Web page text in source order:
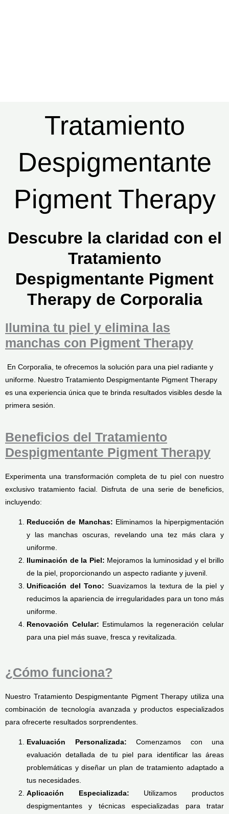
Tratamiento
Despigmentante
Pigment Therapy
Descubre la claridad con el
Tratamiento
Despigmentante Pigment
Therapy de Corporalia
Ilumina tu piel y elimina las
manchas con Pigment Therapy
En Corporalia, te ofrecemos la solución para una piel radiante y
uniforme. Nuestro Tratamiento Despigmentante Pigment Therapy
es una experiencia única que te brinda resultados visibles desde la
primera sesión.
Beneficios del Tratamiento
Despigmentante Pigment Therapy
Experimenta una transformación completa de tu piel con nuestro
exclusivo tratamiento facial. Disfruta de una serie de beneficios,
incluyendo:
Reducción de Manchas: Eliminamos la hiperpigmentación
y las manchas oscuras, revelando una tez más clara y
uniforme.
Iluminación de la Piel: Mejoramos la luminosidad y el brillo
de la piel, proporcionando un aspecto radiante y juvenil.
Unificación del Tono: Suavizamos la textura de la piel y
reducimos la apariencia de irregularidades para un tono más
uniforme.
Renovación Celular: Estimulamos la regeneración celular
para una piel más suave, fresca y revitalizada.
¿Cómo funciona?
Nuestro Tratamiento Despigmentante Pigment Therapy utiliza una
combinación de tecnología avanzada y productos especializados
para ofrecerte resultados sorprendentes.
Evaluación Personalizada: Comenzamos con una
evaluación detallada de tu piel para identificar las áreas
problemáticas y diseñar un plan de tratamiento adaptado a
tus necesidades.
Aplicación Especializada: Utilizamos productos
despigmentantes y técnicas especializadas para tratar